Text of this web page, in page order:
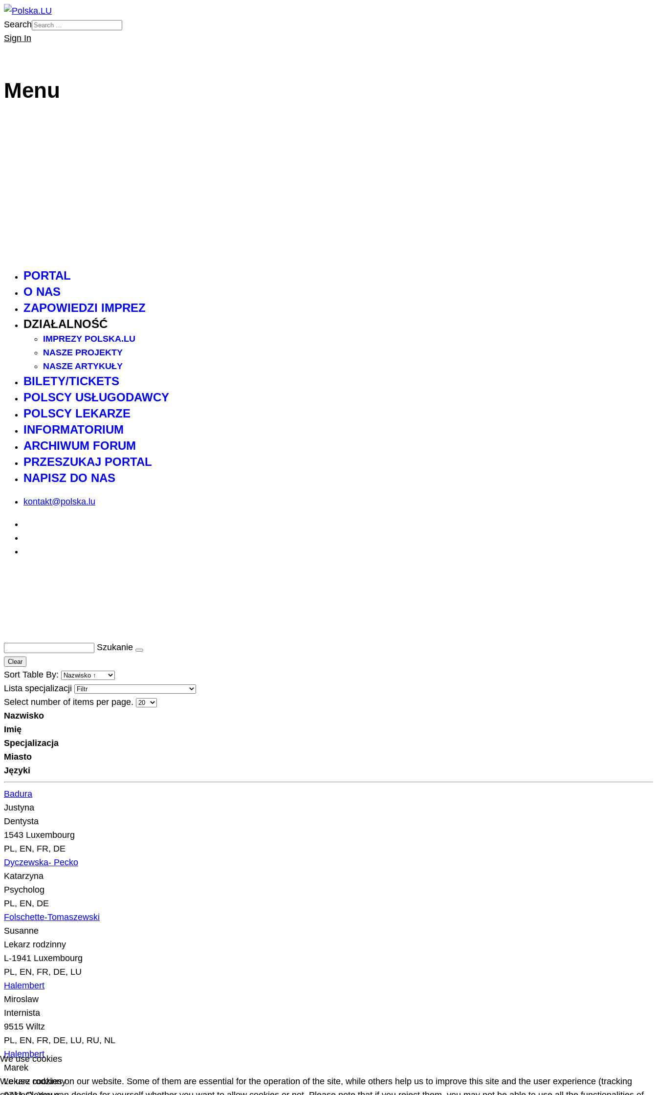
Search
Sign In
Menu
PORTAL
O NAS
ZAPOWIEDZI IMPREZ
DZIAŁALNOŚĆ
IMPREZY POLSKA.LU
NASZE PROJEKTY
NASZE ARTYKUŁY
BILETY/TICKETS
POLSCY USŁUGODAWCY
POLSCY LEKARZE
INFORMATORIUM
ARCHIWUM FORUM
PRZESZUKAJ PORTAL
NAPISZ DO NAS
kontakt@polska.lu
Szukanie
Clear
Sort Table By:
Lista specjalizacji
Select number of items per page.
Nazwisko
Imię
Specjalizacja
Miasto
Języki
Badura
Justyna
Dentysta
1543 Luxembourg
PL, EN, FR, DE
Dyczewska- Pecko
Katarzyna
Psycholog
PL, EN, DE
Folschette-Tomaszewski
Susanne
Lekarz rodzinny
L-1941 Luxembourg
PL, EN, FR, DE, LU
Halembert
Miroslaw
Internista
9515 Wiltz
PL, EN, FR, DE, LU, RU, NL
Halembert
Marek
Lekarz rodzinny
We use cookies
We use cookies on our website. Some of them are essential for the operation of the site, while others help us to improve this site and the user experience (tracking